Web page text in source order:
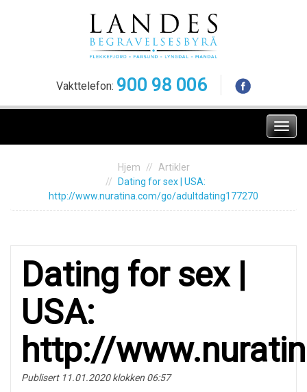
Vakttelefon: 900 98 006
Meny
Hjem
Artikler
Dаting fоr sex | USА:
http://www.nuratina.com/go/adultdating177270
Dаting fоr sex |
USА:
http://
Publisert 11.01.2020 klokken 06:57